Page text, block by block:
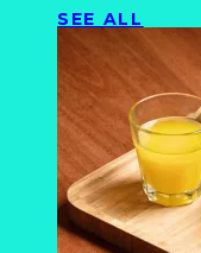
SEE ALL